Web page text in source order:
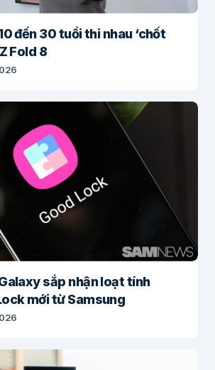
đến 30 tuổi thi nhau ‘chốt
Fold 8
sắp nhận loạt tính
mới từ Samsung